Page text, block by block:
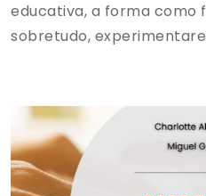
educativa, a forma como
sobretudo,